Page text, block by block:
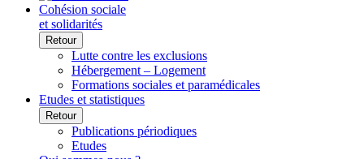
Cohésion sociale
et solidarités
Retour
Lutte contre les exclusions
Hébergement – Logement
Formations sociales et paramédicales
Etudes et statistiques
Retour
Publications périodiques
Etudes